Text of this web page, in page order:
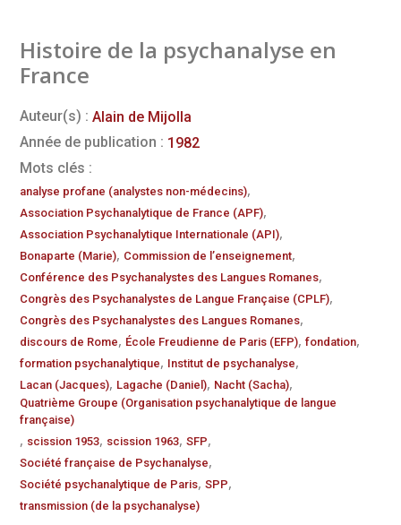
Histoire de la psychanalyse en
France
Auteur(s) : Alain de Mijolla
Année de publication : 1982
Mots clés :
analyse profane (analystes non-médecins),
Association Psychanalytique de France (APF),
Association Psychanalytique Internationale (API),
Bonaparte (Marie), Commission de l’enseignement,
Conférence des Psychanalystes des Langues Romanes,
Congrès des Psychanalystes de Langue Française (CPLF),
Congrès des Psychanalystes des Langues Romanes,
discours de Rome, École Freudienne de Paris (EFP), fondation,
formation psychanalytique, Institut de psychanalyse,
Lacan (Jacques), Lagache (Daniel), Nacht (Sacha),
Quatrième Groupe (Organisation psychanalytique de langue
française)
, scission 1953, scission 1963, SFP,
Société française de Psychanalyse,
Société psychanalytique de Paris, SPP,
transmission (de la psychanalyse)